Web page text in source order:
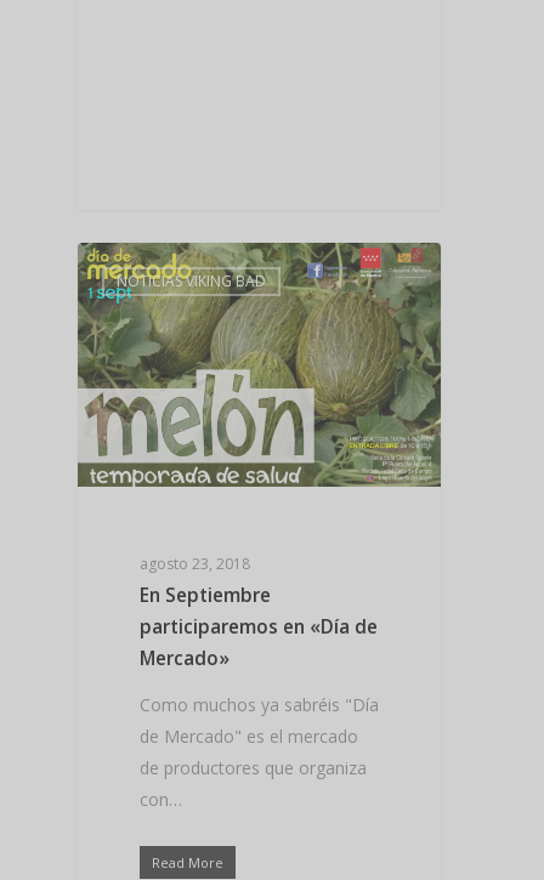
NOTICIAS VIKING BAD
agosto 23, 2018
En Septiembre
participaremos en «Día de
Mercado»
Como muchos ya sabréis "Día
de Mercado" es el mercado
de productores que organiza
con…
Read More